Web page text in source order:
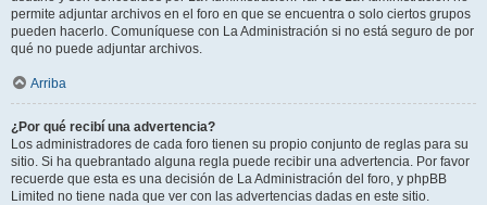
permite adjuntar archivos en el foro en que se encuentra o solo ciertos grupos
pueden hacerlo. Comuníquese con La Administración si no está seguro de por
qué no puede adjuntar archivos.
Arriba
¿Por qué recibí una advertencia?
Los administradores de cada foro tienen su propio conjunto de reglas para su
sitio. Si ha quebrantado alguna regla puede recibir una advertencia. Por favor
recuerde que esta es una decisión de La Administración del foro, y phpBB
Limited no tiene nada que ver con las advertencias dadas en este sitio.